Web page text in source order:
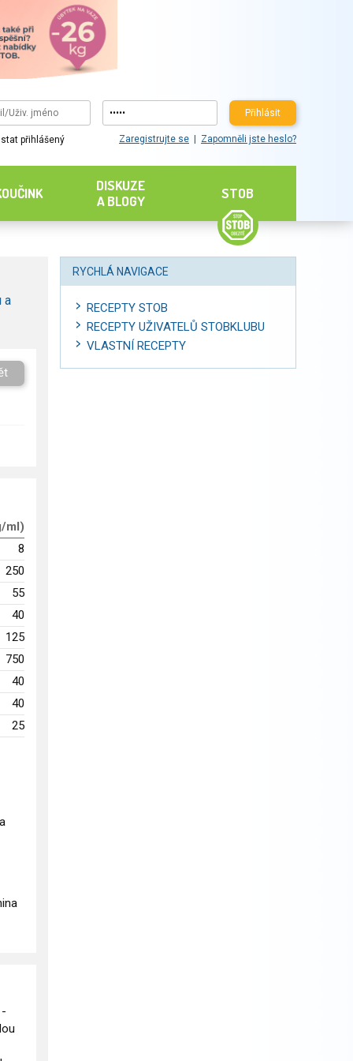
Přihlásit
přihlášený Zaregistrujte se Zapomněli jste heslo?
DISKUZE
A BLOGY
STOB
a
ml)
8
250
55
40
125
750
40
40
25
RYCHLÁ NAVIGACE
RECEPTY STOB
RECEPTY UŽIVATELŮ STOBKLUBU
VLASTNÍ RECEPTY